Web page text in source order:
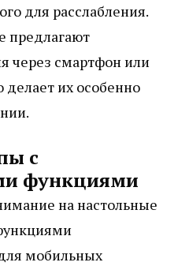
для расслабления.
предлагают
через смартфон или
их особенно
с
функциями
на настольные
мобильных